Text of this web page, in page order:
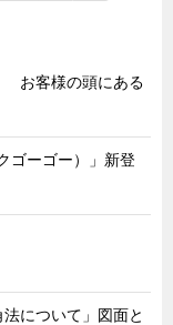
お客様の頭にある
ゴーゴー）」新登
について」図面と